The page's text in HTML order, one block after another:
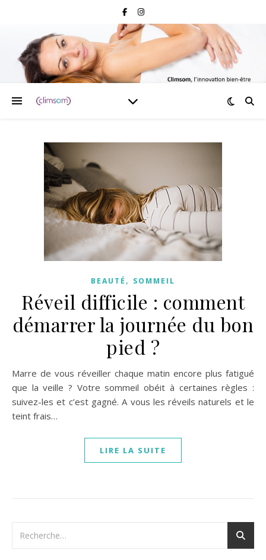
BEAUTÉ , SOMMEIL
Réveil difficile : comment
démarrer la journée du bon
pied ?
Marre de vous réveiller chaque matin encore plus fatigué
que la veille ? Votre sommeil obéit à certaines règles :
suivez-les et c’est gagné. A vous les réveils naturels et le
teint frais…
LIRE LA SUITE